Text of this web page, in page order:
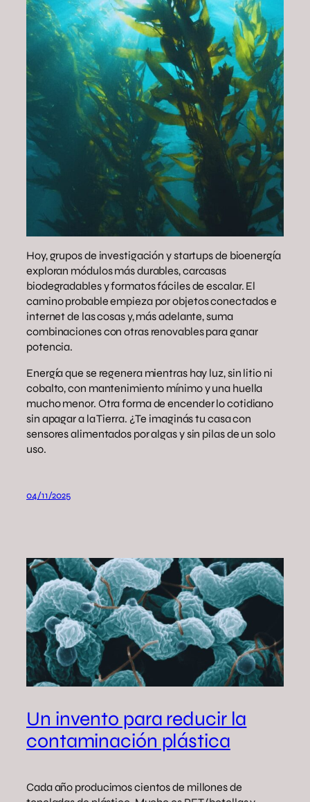
Hoy, grupos de investigación y startups de bioenergía
exploran módulos más durables, carcasas
biodegradables y formatos fáciles de escalar. El
camino probable empieza por objetos conectados e
internet de las cosas y, más adelante, suma
combinaciones con otras renovables para ganar
potencia.
Energía que se regenera mientras hay luz, sin litio ni
cobalto, con mantenimiento mínimo y una huella
mucho menor. Otra forma de encender lo cotidiano
sin apagar a la Tierra. ¿Te imaginás tu casa con
sensores alimentados por algas y sin pilas de un solo
uso.
04/11/2025
Un invento para reducir la
contaminación plástica
Cada año producimos cientos de millones de